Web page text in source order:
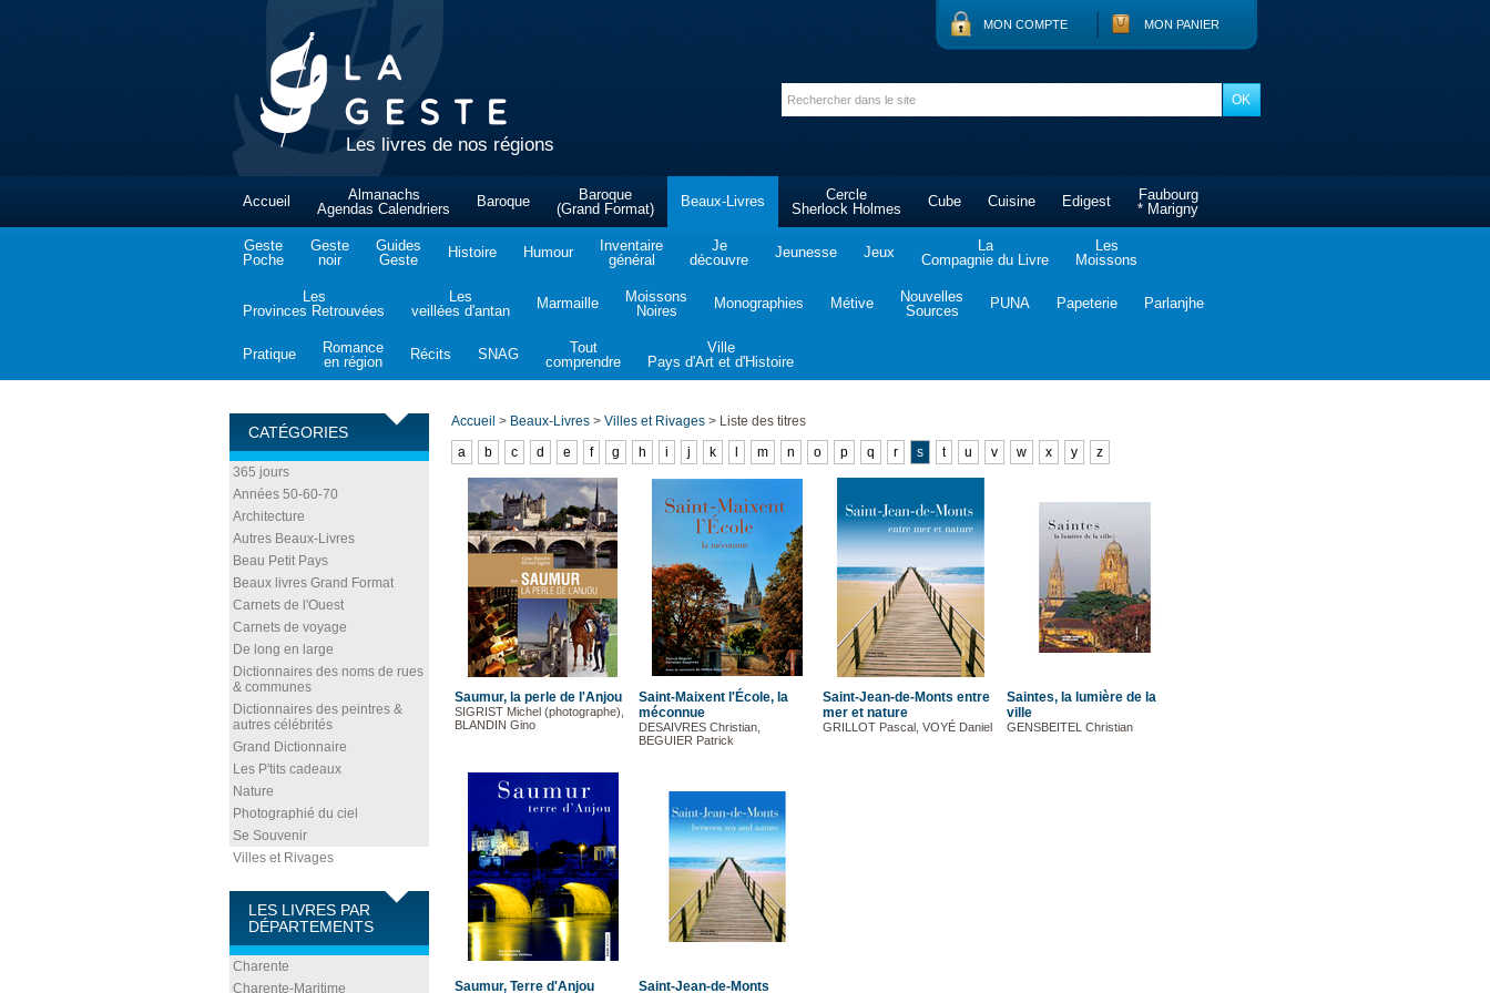
Les livres de nos régions
MON COMPTE MON PANIER
Accueil
Almanachs
Agendas Calendriers
Baroque
Baroque
(Grand Format)
Beaux-Livres
Cercle
Sherlock Holmes
Cube Cuisine Edigest
Faubourg
* Marigny
Geste
Poche
Geste
noir
Guides
Geste
Histoire Humour
Inventaire
général
Je
découvre
Jeunesse Jeux
La
Compagnie du Livre
Les
Moissons
Les
Provinces Retrouvées
Les
veillées d'antan
Marmaille
Moissons
Noires
Monographies Métive
Nouvelles
Sources
PUNA Papeterie Parlanjhe
Pratique
Romance
en région
Récits SNAG
Tout
comprendre
Ville
Pays d'Art et d'Histoire
CATÉGORIES
365 jours
Années 50-60-70
Architecture
Autres Beaux-Livres
Beau Petit Pays
Beaux livres Grand Format
Carnets de l'Ouest
Carnets de voyage
De long en large
Dictionnaires des noms de rues
& communes
Dictionnaires des peintres &
autres célébrités
Grand Dictionnaire
Les P'tits cadeaux
Nature
Photographié du ciel
Se Souvenir
Villes et Rivages
LES LIVRES PAR
DÉPARTEMENTS
Charente
Charente-Maritime
Accueil > Beaux-Livres > Villes et Rivages > Liste des titres
a
b c d e f g h i j k m n o p q r s t u v w x y z
Saumur, la perle de l'Anjou
SIGRIST Michel (photographe),
BLANDIN Gino
Saint-Maixent l'École, la
méconnue
DESAIVRES Christian,
BEGUIER Patrick
Saint-Jean-de-Monts entre
mer et nature
GRILLOT Pascal, VOYÉ Daniel
Saintes, la lumière de la
ville
GENSBEITEL Christian
Saumur, Terre d'Anjou Saint-Jean-de-Monts